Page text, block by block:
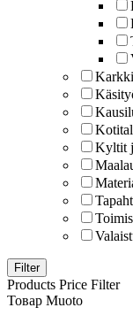
Kyltit
Filter
Products Price Filter
Товар Muoto